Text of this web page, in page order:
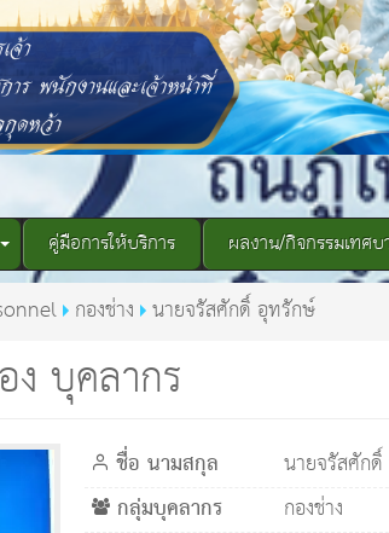
คู่มือการให้บริการ ผลงาน/กิจกรรมเทศบ
ง บุคลากร
กองช่าง นายจรัสศักดิ์ อุทรักษ์
ชื่อ นามสกุล นายจรัสศัก
กลุ่มบุคลากร กองช่าง